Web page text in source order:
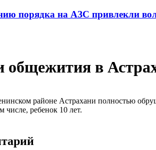
порядка на АЗС привлекли
общежития в
районе Астрахани полностью
числе, ребенок 10 лет.